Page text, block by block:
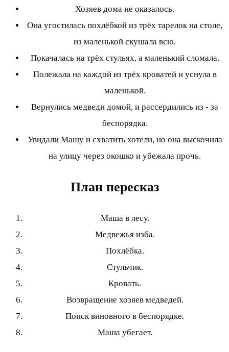
Хозяев дома не оказалось.
Она угостилась похлёбкой из трёх тарелок на столе,
из маленькой скушала всю.
Покачалась на трёх стульях, а маленький сломала.
Полежала на каждой из трёх кроватей и уснула в
маленькой.
Вернулись медведи домой, и рассердились из - за
беспорядка.
Увидали Машу и схватить хотели, но она выскочила
на улицу через окошко и убежала прочь.
План пересказ
Маша в лесу.
Медвежья изба.
Похлёбка.
Стульчик.
Кровать.
Возвращение хозяев медведей.
Поиск виновного в беспорядке.
Маша убегает.